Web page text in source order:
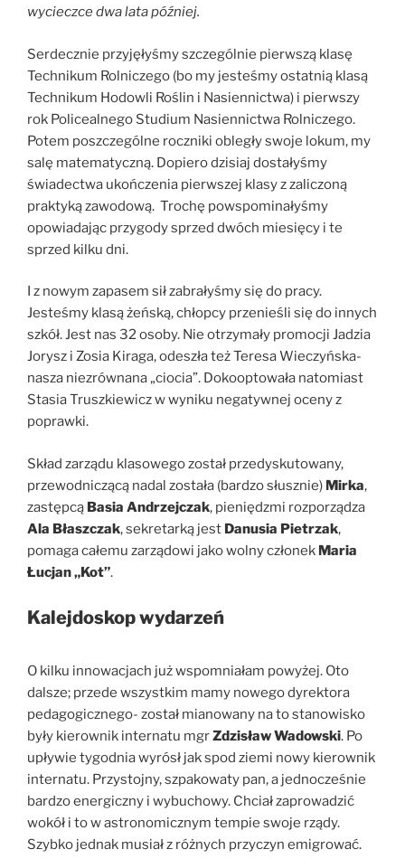
wycieczce dwa lata później.
Serdecznie przyjęłyśmy szczególnie pierwszą klasę
Technikum Rolniczego (bo my jesteśmy ostatnią klasą
Technikum Hodowli Roślin i Nasiennictwa) i pierwszy
rok Policealnego Studium Nasiennictwa Rolniczego.
Potem poszczególne roczniki obległy swoje lokum, my
salę matematyczną. Dopiero dzisiaj dostałyśmy
świadectwa ukończenia pierwszej klasy z zaliczoną
praktyką zawodową. Trochę powspominałyśmy
opowiadając przygody sprzed dwóch miesięcy i te
sprzed kilku dni.
I z nowym zapasem sił zabrałyśmy się do pracy.
Jesteśmy klasą żeńską, chłopcy przenieśli się do innych
szkół. Jest nas 32 osoby. Nie otrzymały promocji Jadzia
Jorysz i Zosia Kiraga, odeszła też Teresa Wieczyńska-
nasza niezrównana „ciocia”. Dokooptowała natomiast
Stasia Truszkiewicz w wyniku negatywnej oceny z
poprawki.
Skład zarządu klasowego został przedyskutowany,
przewodniczącą nadal została (bardzo słusznie) Mirka,
zastępcą Basia Andrzejczak, pieniędzmi rozporządza
Ala Błaszczak, sekretarką jest Danusia Pietrzak,
pomaga całemu zarządowi jako wolny członek Maria
Łucjan „Kot”.
Kalejdoskop wydarzeń
O kilku innowacjach już wspomniałam powyżej. Oto
dalsze; przede wszystkim mamy nowego dyrektora
pedagogicznego- został mianowany na to stanowisko
były kierownik internatu mgrZdzisław Wadowski. Po
upływie tygodnia wyrósł jak spod ziemi nowy kierownik
internatu. Przystojny, szpakowaty pan, a jednocześnie
bardzo energiczny i wybuchowy. Chciał zaprowadzić
wokół i to w astronomicznym tempie swoje rządy.
Szybko jednak musiał z różnych przyczyn emigrować.